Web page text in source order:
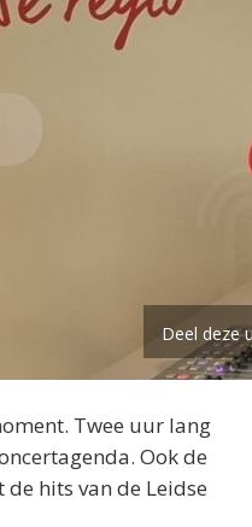
Deel
Twee uur lang
Ook de
hits van de Leidse